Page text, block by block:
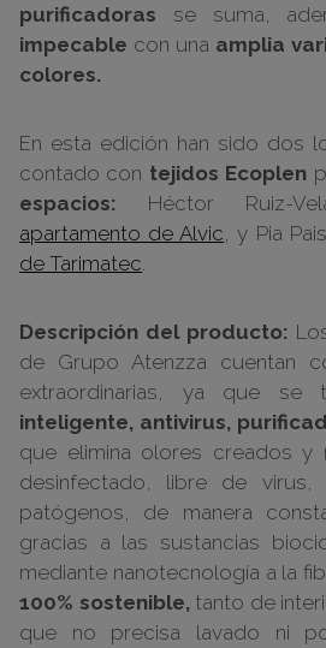
purificadoras se suma,
impecable con una amplia
colores.
En esta edición han sido dos
contado con tejidos Ecoplen
espacios: Héctor Ruiz-
apartamento de Alvic , y Pia
de Tarimatec
Descripción del producto:
de Grupo Atenzza cuentan
extraordinarias, ya que
inteligente, antivirus,
que elimina olores creados y
desinfectado, libre de virus,
patógenos, de manera
gracias a las sustancias
mediante nanotecnología a la
100% sostenible,tanto de
que no precisa lavado ni